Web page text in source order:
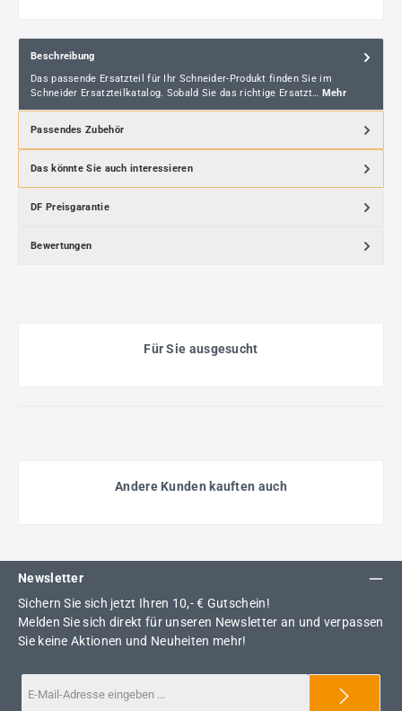
Beschreibung
Das passende Ersatzteil für Ihr Schneider-Produkt finden Sie im
Schneider Ersatzteilkatalog. Sobald Sie das richtige Ersatzt… Mehr
Passendes Zubehör
Das könnte Sie auch interessieren
DF Preisgarantie
Bewertungen
Für Sie ausgesucht
Andere Kunden kauften auch
Newsletter
Sichern Sie sich jetzt Ihren 10,- € Gutschein!
Melden Sie sich direkt für unseren Newsletter an und verpassen
Sie keine Aktionen und Neuheiten mehr!